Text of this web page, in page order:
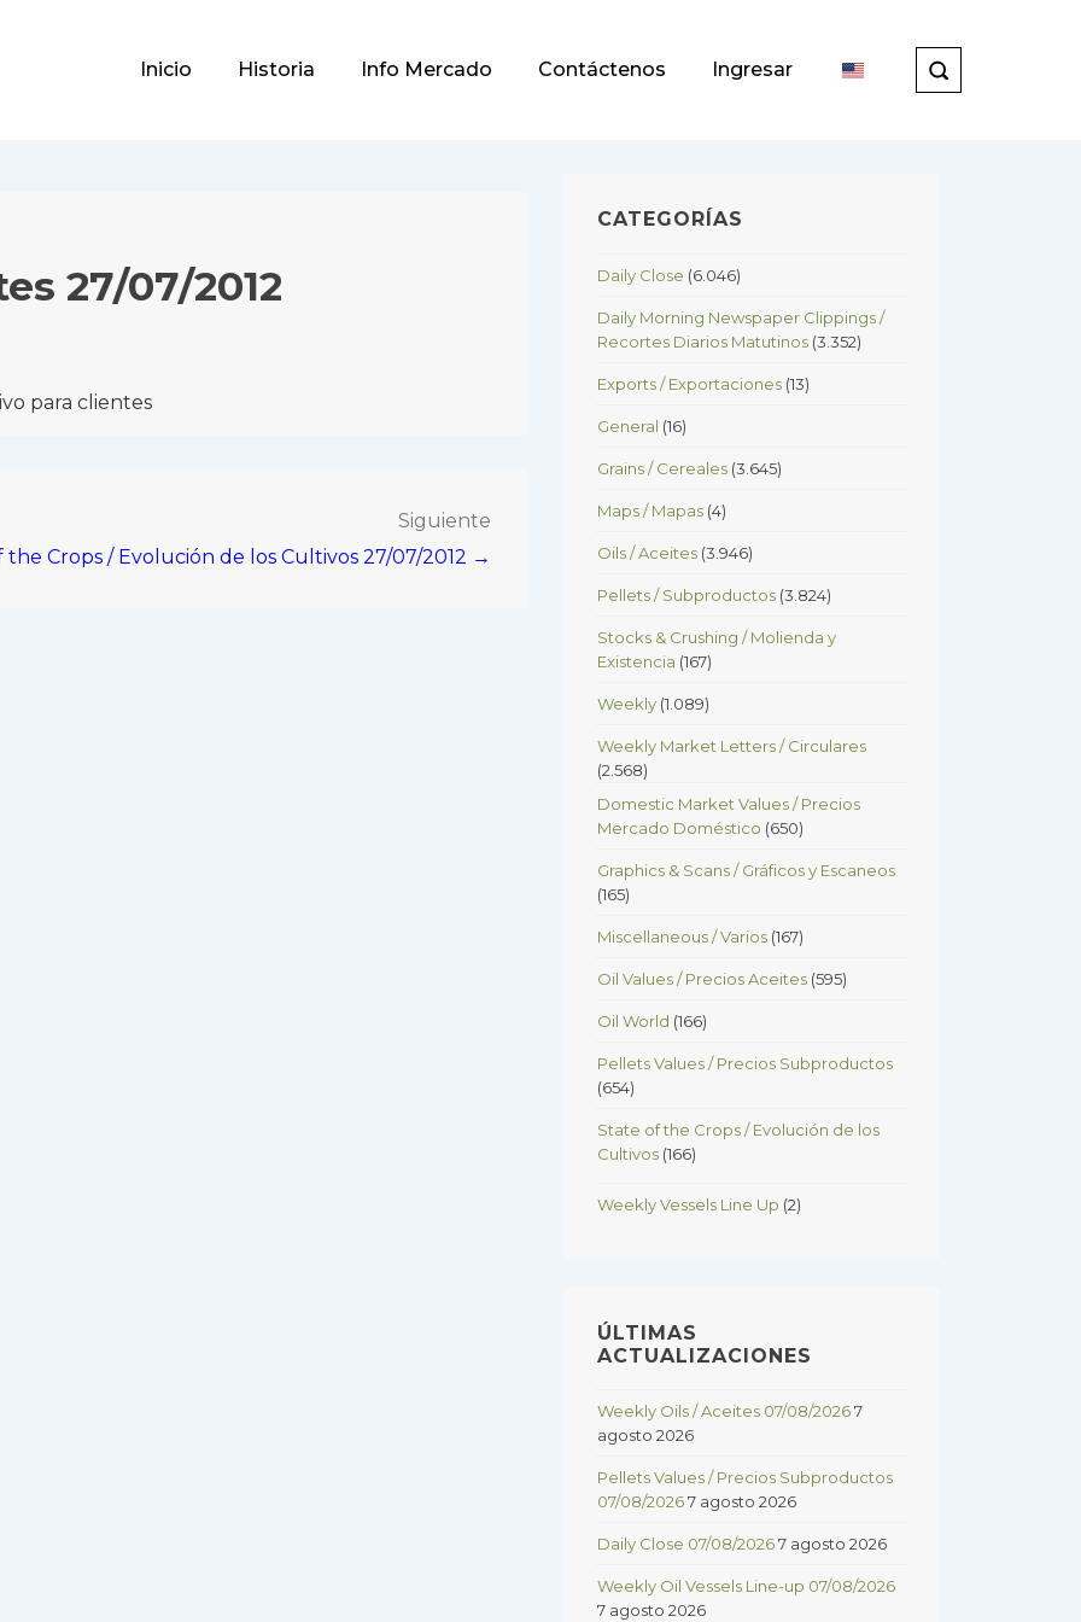
Main
Inicio Historia Info Mercado Contáctenos Ingresar
27/07/2012
para clientes
Siguiente
the Crops / Evolución de los Cultivos 27/07/2012 →
CATEGORÍAS
Daily Close (6.046)
Daily Morning Newspaper Clippings /
Recortes Diarios Matutinos (3.352)
Exports / Exportaciones (13)
General (16)
Grains / Cereales (3.645)
Maps / Mapas (4)
Oils / Aceites (3.946)
Pellets / Subproductos (3.824)
Stocks & Crushing / Molienda y
Existencia (167)
Weekly (1.089)
Weekly Market Letters / Circulares
(2.568)
Domestic Market Values / Precios
Mercado Doméstico (650)
Graphics & Scans / Gráficos y Escaneos
(165)
Miscellaneous / Varios (167)
Oil Values / Precios Aceites (595)
Oil World (166)
Pellets Values / Precios Subproductos
(654)
State of the Crops / Evolución de los
Cultivos (166)
Weekly Vessels Line Up (2)
ÚLTIMAS
ACTUALIZACIONES
Weekly Oils / Aceites 07/08/20267
agosto 2026
Pellets Values / Precios Subproductos
07/08/20267 agosto 2026
Daily Close 07/08/20267 agosto 2026
Weekly Oil Vessels Line-up 07/08/2026
7 agosto 2026